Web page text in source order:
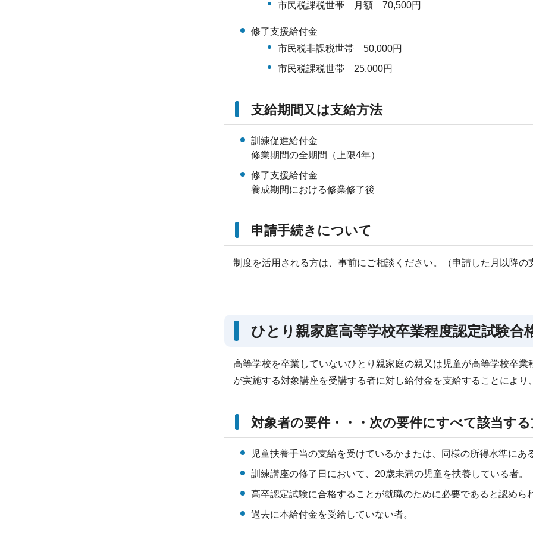
市民税課税世帯 月額 70,500円
修了支援給付金
市民税非課税世帯 50,000円
市民税課税世帯 25,000円
支給期間又は支給方法
訓練促進給付金
修業期間の全期間（上限4年）
修了支援給付金
養成期間における修業修了後
申請手続きについて
制度を活用される方は、事前にご相談ください。（申請した月以降の
ひとり親家庭高等学校卒業程度認定試験合
高等学校を卒業していないひとり親家庭の親又は児童が高等学校卒
が実施する対象講座を受講する者に対し給付金を支給することにより
対象者の要件・・・次の要件にすべて該当す
児童扶養手当の支給を受けているかまたは、同様の所得水準にあ
訓練講座の修了日において、20歳未満の児童を扶養している者。
高卒認定試験に合格することが就職のために必要であると認めら
過去に本給付金を受給していない者。